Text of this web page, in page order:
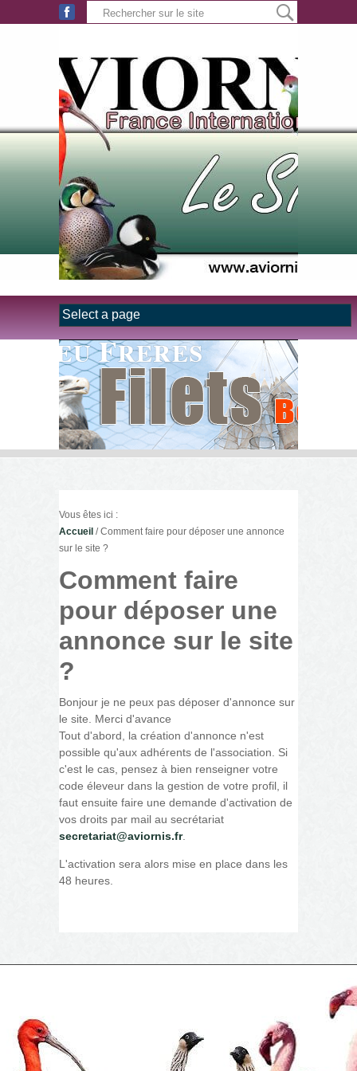
Aller au contenu principal
Vous êtes ici :
Accueil / Comment faire pour déposer une annonce
sur le site ?
Comment faire
pour déposer une
annonce sur le site
?
Bonjour je ne peux pas déposer d'annonce sur
le site. Merci d'avance
Tout d'abord, la création d'annonce n'est
possible qu'aux adhérents de l'association. Si
c'est le cas, pensez à bien renseigner votre
code éleveur dans la gestion de votre profil, il
faut ensuite faire une demande d'activation de
vos droits par mail au secrétariat
secretariat@aviornis.fr.
L'activation sera alors mise en place dans les
48 heures.